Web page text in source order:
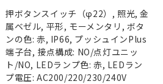
押ボタンスイッチ（φ22）, 照光, 金
属ベゼル, 平形, モーメンタリ, ボタ
ンの色: 赤, IP66, プッシュインPlus
端子台, 接点構成: NO/点灯ユニッ
ト/NO, LEDランプ色: 赤, LEDラン
プ電圧: AC200/220/230/240V